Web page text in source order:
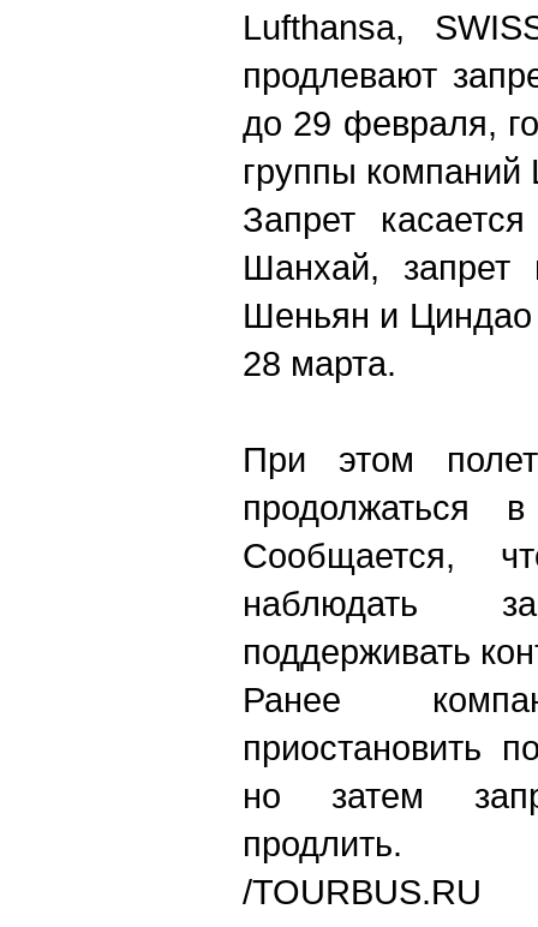
Lufthansa,
продлевают
до 29 февраля,
группы компаний
Запрет
Шанхай,
Шеньян и Циндао
28 марта.
При этом
продолжаться
Сообщается,
наблюдать
поддерживать
Ранее
приостановить
но затем
продлить.
/TOURBUS.RU